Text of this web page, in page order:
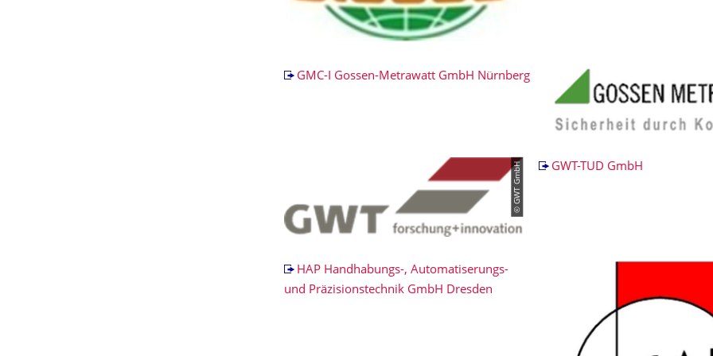
GMC-I Gossen-Metrawatt GmbH Nürnberg
© GWT GmbH GWT-TUD GmbH
HAP Handhabungs-, Automatiserungs-
und Präzisionstechnik GmbH Dresden